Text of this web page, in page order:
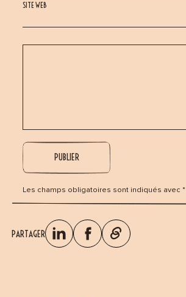
SITE WEB
Les champs obligatoires sont indiqués avec *
PARTAGER